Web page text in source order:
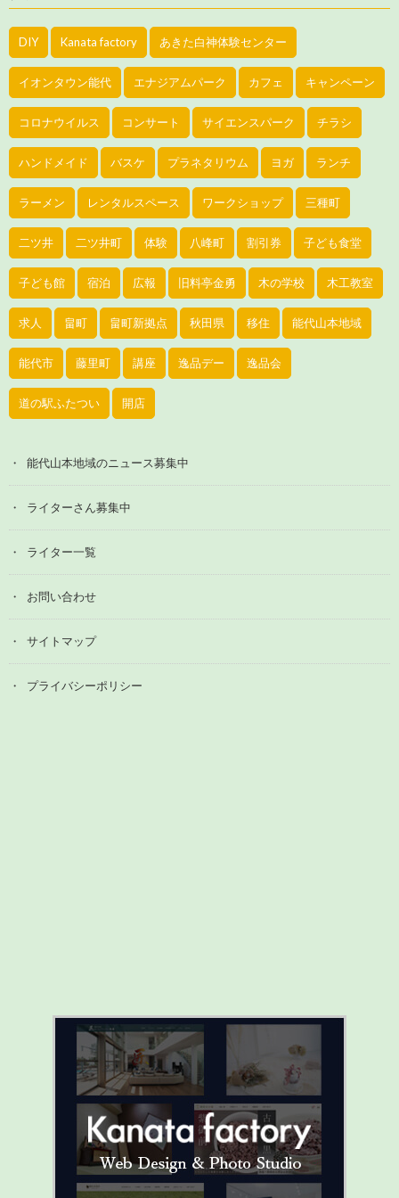
DIY Kanata factory あきた白神体験センター
イオンタウン能代 エナジアムパーク カフェ キャンペーン
コロナウイルス コンサート サイエンスパーク チラシ
ハンドメイド バスケ プラネタリウム ヨガ ランチ
ラーメン レンタルスペース ワークショップ 三種町
二ツ井 二ツ井町 体験 八峰町 割引券 子ども食堂
子ども館 宿泊 広報 旧料亭金勇 木の学校 木工教室
求人 畠町 畠町新拠点 秋田県 移住 能代山本地域
能代市 藤里町 講座 逸品デー 逸品会
道の駅ふたつい 開店
能代山本地域のニュース募集中
ライターさん募集中
ライター一覧
お問い合わせ
サイトマップ
プライバシーポリシー